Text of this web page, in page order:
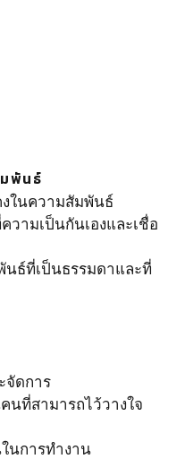
พันธ์
ในความสัมพันธ์
ามเป็นกันเองและเชื่อ
ธ์ที่เป็นธรรมดาและที่
จัดการ
นที่สามารถไว้วางใจ
นการทำงาน